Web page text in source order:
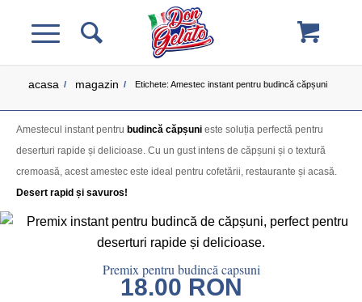
acasa / magazin / Etichete: Amestec instant pentru budincă căpșuni
Amestecul instant pentru budincă căpșuni este soluția perfectă pentru
deserturi rapide și delicioase. Cu un gust intens de căpșuni și o textură
cremoasă, acest amestec este ideal pentru cofetării, restaurante și acasă.
Desert rapid și savuros!
Premix pentru budincă capsuni
18.00 RON